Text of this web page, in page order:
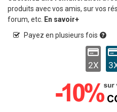
produits avec vos amis, sur vos
forum, etc. En savoir+
Payez en plusieurs fois
2X